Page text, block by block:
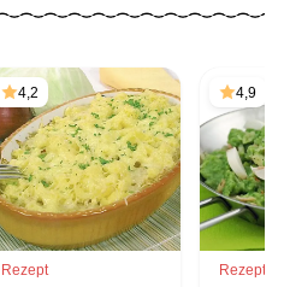
4,2
Rezept
4,9
Rezept